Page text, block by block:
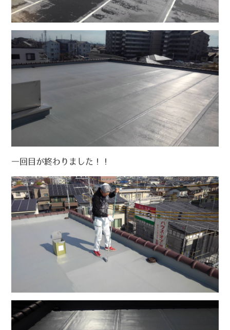
一回目が終わりました！！